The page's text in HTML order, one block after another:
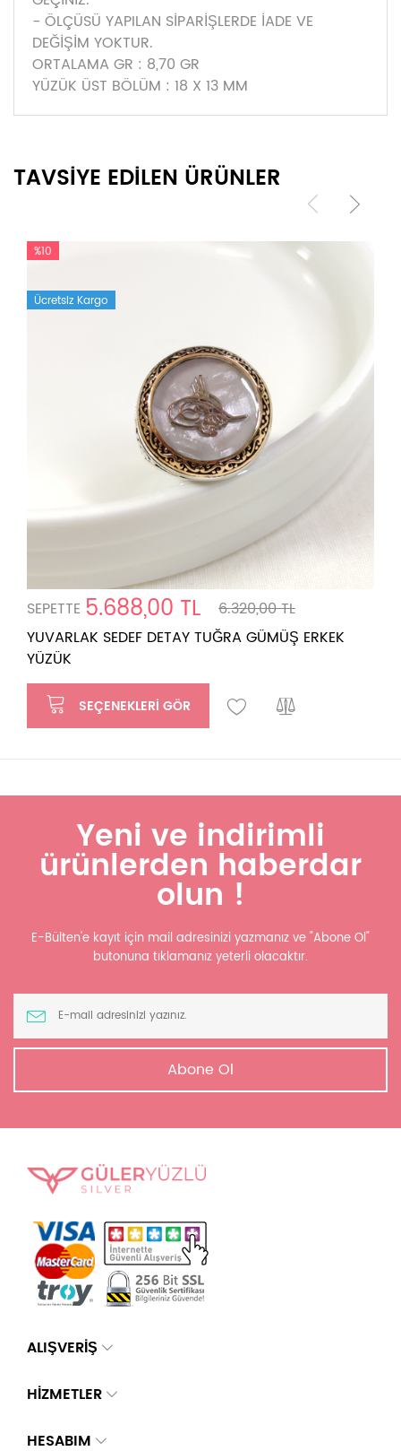
- ÖLÇÜSÜ YAPILAN SİPARİŞLERDE İADE VE
DEĞİŞİM YOKTUR.
ORTALAMA GR : 8,70 GR
YÜZÜK ÜST BÖLÜM : 18 X 13 MM
TAVSİYE EDİLEN ÜRÜNLER
%10
Ücretsiz Kargo
SEPETTE 5.688,00 TL
6.320,00 TL
YUVARLAK SEDEF DETAY TUĞRA GÜMÜŞ ERKEK
YÜZÜK
SEÇENEKLERI GÖR
Yeni ve indirimli
ürünlerden haberdar
olun !
E-Bülten'e kayıt için mail adresinizi yazmanız ve "Abone Ol"
butonuna tıklamanız yeterli olacaktır.
Abone Ol
ALIŞVERİŞ
HİZMETLER
HESABIM